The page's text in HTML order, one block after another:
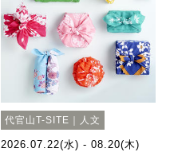
代官山T-SITE｜人文
2026.07.22(水) - 08.20(木)